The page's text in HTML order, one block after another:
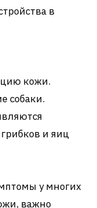
в
кожи.
собаки.
и яиц
у многих
важно